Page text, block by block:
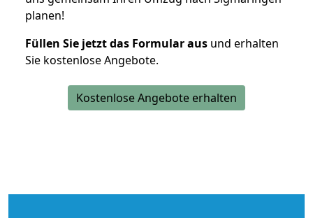
planen!
Füllen Sie jetzt das Formular aus und erhalten
Sie kostenlose Angebote.
Kostenlose Angebote erhalten